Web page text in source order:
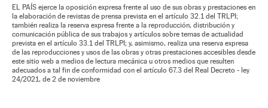
EL PAÍS ejerce la oposición expresa frente al uso de sus obras y prestaciones en
la elaboración de revistas de prensa prevista en el artículo 32.1 del TRLPI;
también realiza la reserva expresa frente a la reproducción, distribución y
comunicación pública de sus trabajos y artículos sobre temas de actualidad
prevista en el artículo 33.1 del TRLPI; y, asimismo, realiza una reserva expresa
de las reproducciones y usos de las obras y otras prestaciones accesibles desde
este sitio web a medios de lectura mecánica u otros medios que resulten
adecuados a tal fin de conformidad con el artículo 67.3 del Real Decreto - ley
24/2021, de 2 de noviembre